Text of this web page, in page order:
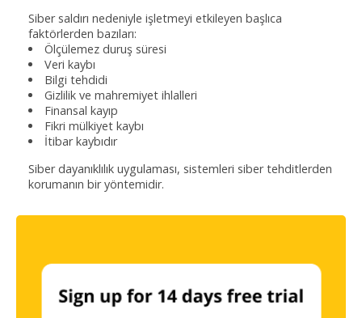
Siber saldırı nedeniyle işletmeyi etkileyen başlıca
faktörlerden bazıları:
Ölçülemez duruş süresi
Veri kaybı
Bilgi tehdidi
Gizlilik ve mahremiyet ihlalleri
Finansal kayıp
Fikri mülkiyet kaybı
İtibar kaybıdır
Siber dayanıklılık uygulaması, sistemleri siber tehditlerden
korumanın bir yöntemidir.